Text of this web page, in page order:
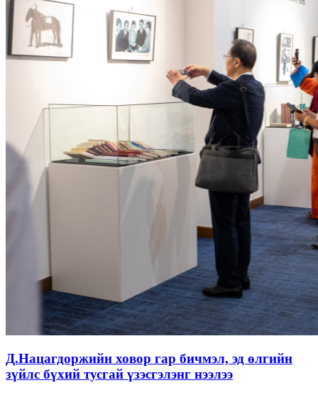
Д.Нацагдоржийн ховор гар бичмэл, эд өлгийн
зүйлс бүхий тусгай үзэсгэлэнг нээлээ